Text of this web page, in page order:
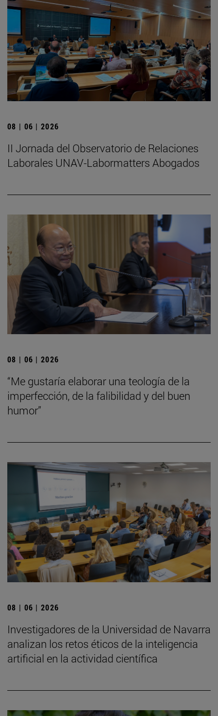
08 | 06 | 2026
II Jornada del Observatorio de Relaciones
Laborales UNAV-Labormatters Abogados
08 | 06 | 2026
“Me gustaría elaborar una teología de la
imperfección, de la falibilidad y del buen
humor”
08 | 06 | 2026
Investigadores de la Universidad de Navarra
analizan los retos éticos de la inteligencia
artificial en la actividad científica